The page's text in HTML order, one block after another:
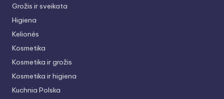
Grožis ir sveikata
Higiena
Kelionės
Kosmetika
Kosmetika ir grožis
Kosmetika ir higiena
Kuchnia Polska